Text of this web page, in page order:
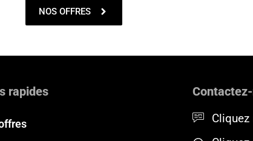
NOS OFFRES
rapides